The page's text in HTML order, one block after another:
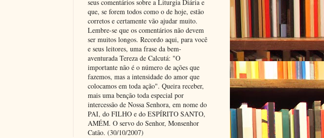
seus comentários sobre a Liturgia Diária e
que, se forem todos como o de hoje, estão
corretos e certamente vão ajudar muito.
Lembre-se que os comentários não devem
ser muitos longos. Recordo aqui, para você
e seus leitores, uma frase da bem-
aventurada Tereza de Calcutá: "O
importante não é o número de ações que
fazemos, mas a intensidade do amor que
colocamos em toda ação". Queira receber,
mais uma benção toda especial por
intercessão de Nossa Senhora, em nome do
PAI, do FILHO e do ESPÍRITO SANTO,
AMÉM. O servo do Senhor, Monsenhor
Catão. (30/10/2007)